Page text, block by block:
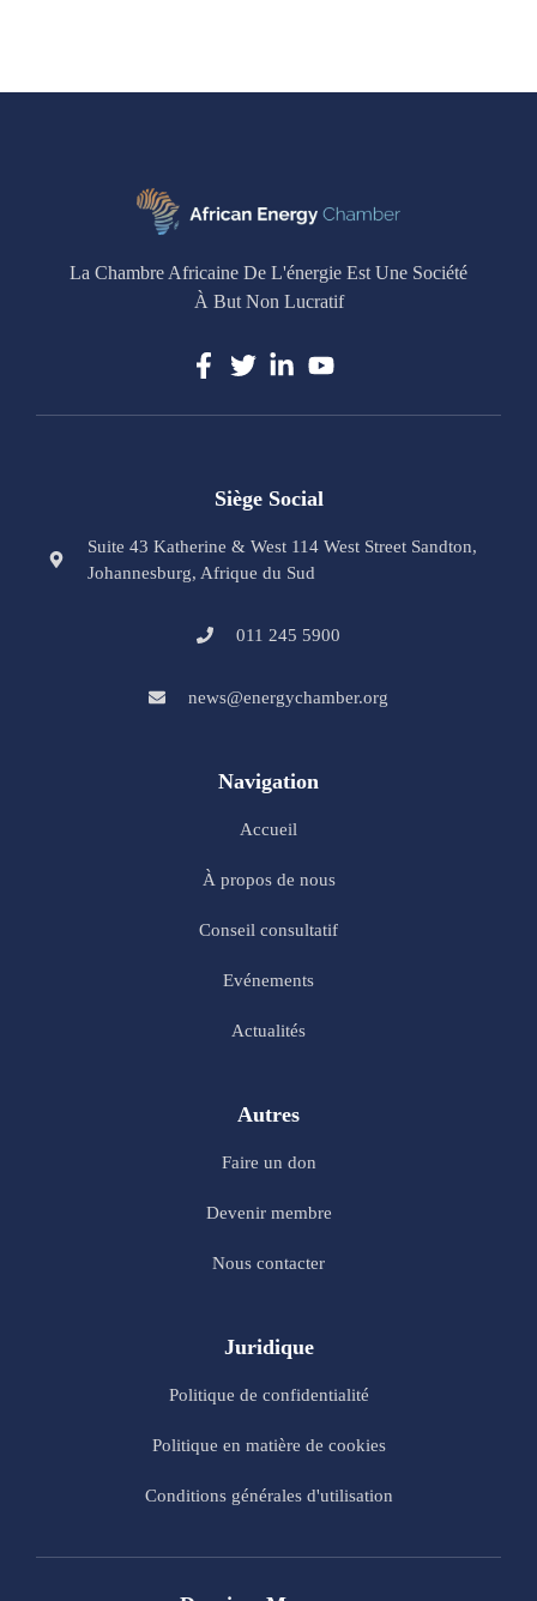
La Chambre Africaine De L'énergie Est Une Société
À But Non Lucratif
Siège Social
Suite 43 Katherine & West 114 West Street Sandton,
Johannesburg, Afrique du Sud
011 245 5900
news@energychamber.org
Navigation
Accueil
À propos de nous
Conseil consultatif
Evénements
Actualités
Autres
Faire un don
Devenir membre
Nous contacter
Juridique
Politique de confidentialité
Politique en matière de cookies
Conditions générales d'utilisation